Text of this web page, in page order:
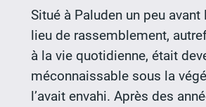
Situé à Paluden un peu avant
lieu de rassemblement,
à la vie quotidienne, était
méconnaissable sous la
l’avait envahi. Après des